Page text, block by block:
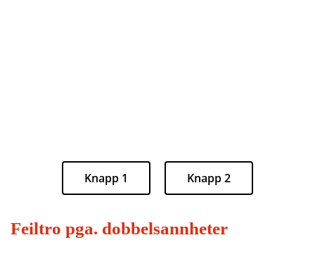
Knapp 1 Knapp 2
Feiltro pga. dobbelsannheter